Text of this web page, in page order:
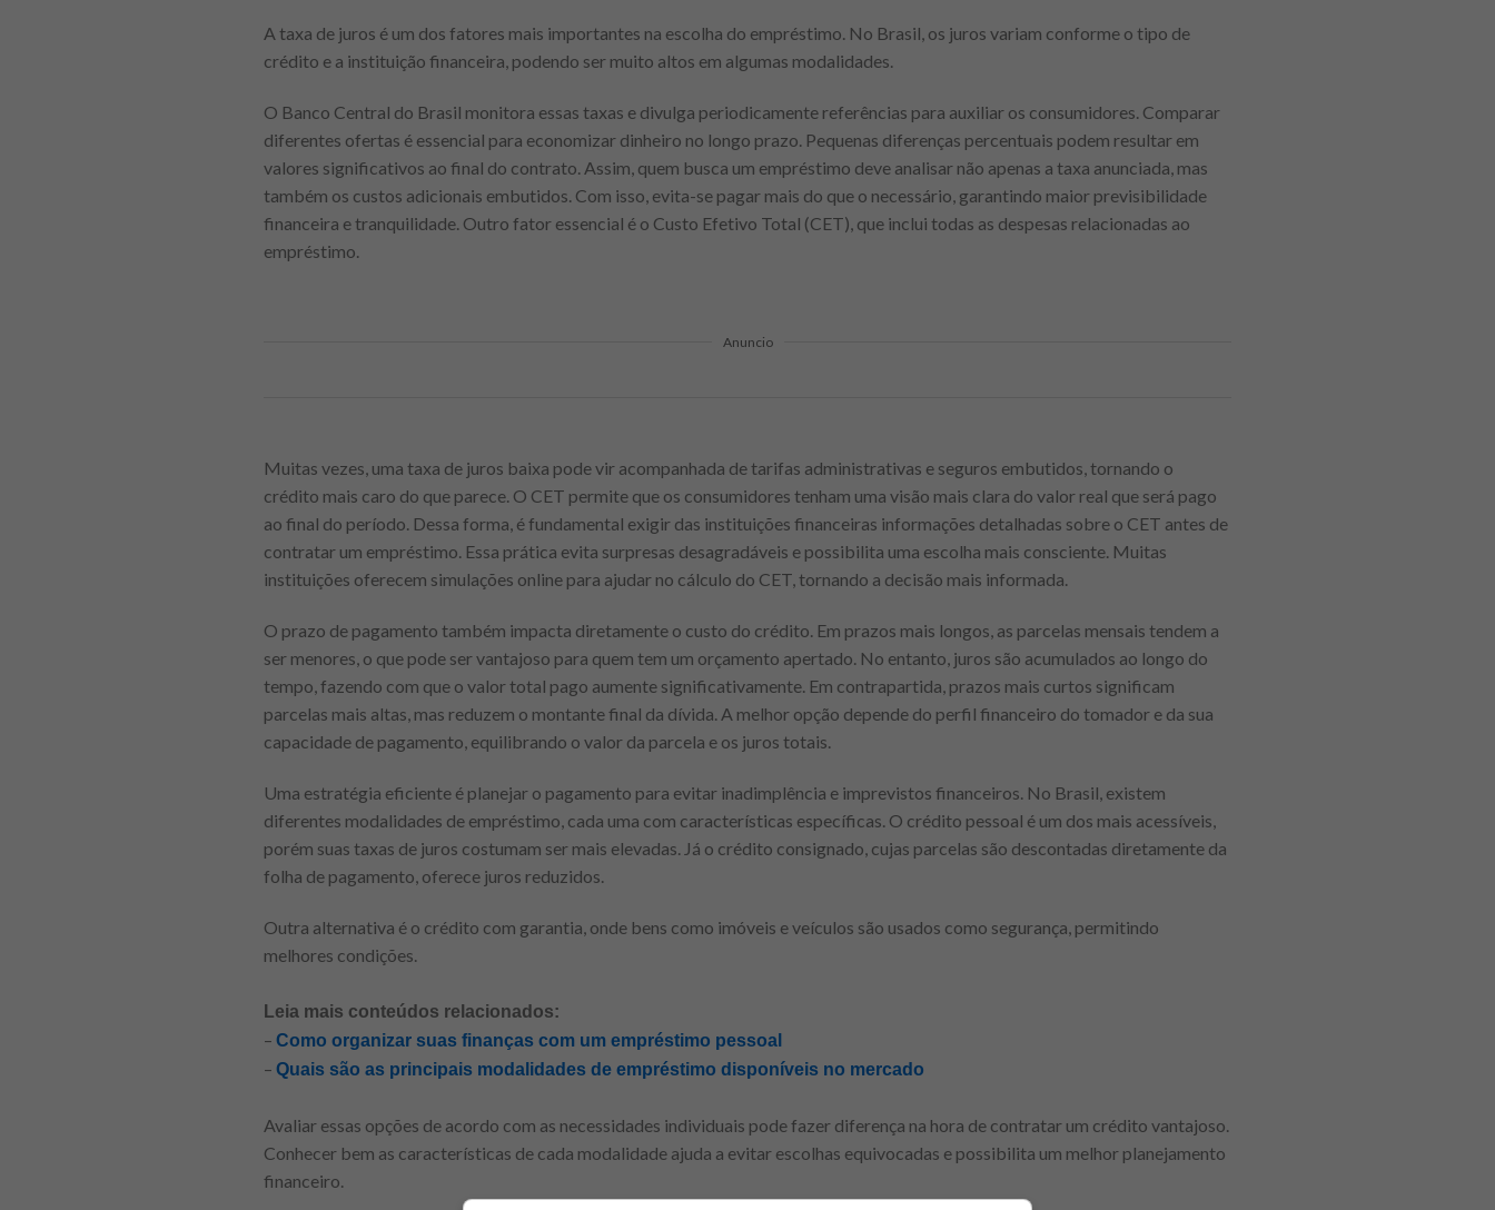
A taxa de juros é um dos fatores mais importantes na escolha do empréstimo. No Brasil, os juros variam conforme o tipo de
crédito e a instituição financeira, podendo ser muito altos em algumas modalidades.
O Banco Central do Brasil monitora essas taxas e divulga periodicamente referências para auxiliar os consumidores. Comparar
diferentes ofertas é essencial para economizar dinheiro no longo prazo. Pequenas diferenças percentuais podem resultar em
valores significativos ao final do contrato. Assim, quem busca um empréstimo deve analisar não apenas a taxa anunciada, mas
também os custos adicionais embutidos. Com isso, evita-se pagar mais do que o necessário, garantindo maior previsibilidade
financeira e tranquilidade. Outro fator essencial é o Custo Efetivo Total (CET), que inclui todas as despesas relacionadas ao
empréstimo.
Anuncio
Muitas vezes, uma taxa de juros baixa pode vir acompanhada de tarifas administrativas e seguros embutidos, tornando o
crédito mais caro do que parece. O CET permite que os consumidores tenham uma visão mais clara do valor real que será pago
ao final do período. Dessa forma, é fundamental exigir das instituições financeiras informações detalhadas sobre o CET antes de
contratar um empréstimo. Essa prática evita surpresas desagradáveis e possibilita uma escolha mais consciente. Muitas
instituições oferecem simulações online para ajudar no cálculo do CET, tornando a decisão mais informada.
O prazo de pagamento também impacta diretamente o custo do crédito. Em prazos mais longos, as parcelas mensais tendem a
ser menores, o que pode ser vantajoso para quem tem um orçamento apertado. No entanto, juros são acumulados ao longo do
tempo, fazendo com que o valor total pago aumente significativamente. Em contrapartida, prazos mais curtos significam
parcelas mais altas, mas reduzem o montante final da dívida. A melhor opção depende do perfil financeiro do tomador e da sua
capacidade de pagamento, equilibrando o valor da parcela e os juros totais.
Uma estratégia eficiente é planejar o pagamento para evitar inadimplência e imprevistos financeiros. No Brasil, existem
diferentes modalidades de empréstimo, cada uma com características específicas. O crédito pessoal é um dos mais acessíveis,
porém suas taxas de juros costumam ser mais elevadas. Já o crédito consignado, cujas parcelas são descontadas diretamente da
folha de pagamento, oferece juros reduzidos.
Outra alternativa é o crédito com garantia, onde bens como imóveis e veículos são usados como segurança, permitindo
melhores condições.
Leia mais conteúdos relacionados:
– Como organizar suas finanças com um empréstimo pessoal
– Quais são as principais modalidades de empréstimo disponíveis no mercado
Avaliar essas opções de acordo com as necessidades individuais pode fazer diferença na hora de contratar um crédito vantajoso.
Conhecer bem as características de cada modalidade ajuda a evitar escolhas equivocadas e possibilita um melhor planejamento
financeiro.